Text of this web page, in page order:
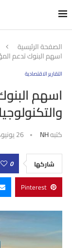
الصفحة الرئيسية
اسهم البنوك تدعم
التقارير الاقتصادية
اسهم
كتبهNH 26 يونيو، 2020
شاركها 0
Pinterest